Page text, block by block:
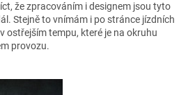
že zpracováním i designem jsou tyto
Stejně to vnímám i po stránce jízdních
ostřejším tempu, které je na okruhu
provozu.